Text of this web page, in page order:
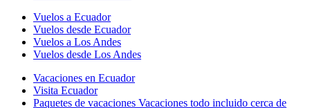
Vuelos a Ecuador
Vuelos desde Ecuador
Vuelos a Los Andes
Vuelos desde Los Andes
Vacaciones en Ecuador
Visita Ecuador
Paquetes de vacaciones Vacaciones todo incluido cerca de